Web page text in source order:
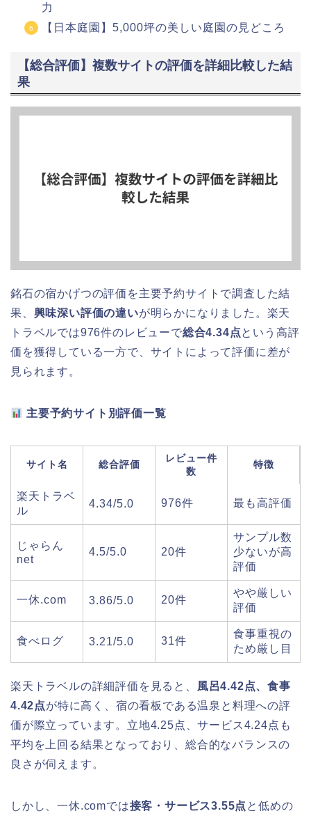
力
【日本庭園】5,000坪の美しい庭園の見どころ
【総合評価】複数サイトの評価を詳細比較した結
果
銘石の宿かげつの評価を主要予約サイトで調査した結
果、 興味深い評価の違いが明らかになりました。楽天
トラベルでは976件のレビューで総合4.34点という高評
価を獲得している一方で、サイトによって評価に差が
見られます。
主要予約サイト別評価一覧
サイト名 総合評価
レビュー件
数
特徴
楽天トラベ
ル
4.34/5.0 976件 最も高評価
じゃらん
net
4.5/5.0 20件
サンプル数
少ないが高
評価
一休.com 3.86/5.0 20件
やや厳しい
評価
食べログ 3.21/5.0 31件
食事重視の
ため厳し目
楽天トラベルの詳細評価を見ると、
風呂4.42点、食事
4.42点が特に高く、宿の看板である温泉と料理への評
価が際立っています。立地4.25点、サービス4.24点も
平均を上回る結果となっており、総合的なバランスの
良さが伺えます。
しかし、一休.comでは接客・サービス3.55点 と低めの